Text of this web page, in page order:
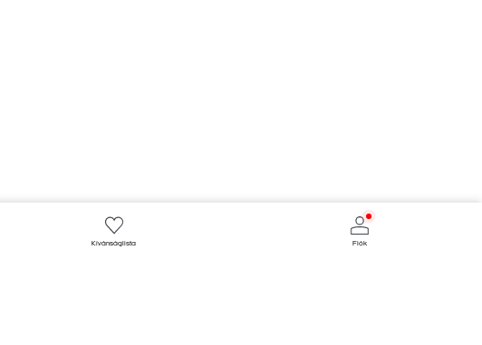
Kívánságlista Fiók